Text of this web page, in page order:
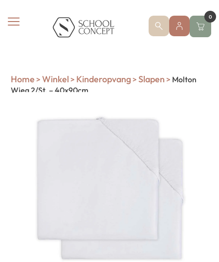
0
Home > Winkel > Kinderopvang> Slapen > Molton
Wieg 2/St. – 40x90cm